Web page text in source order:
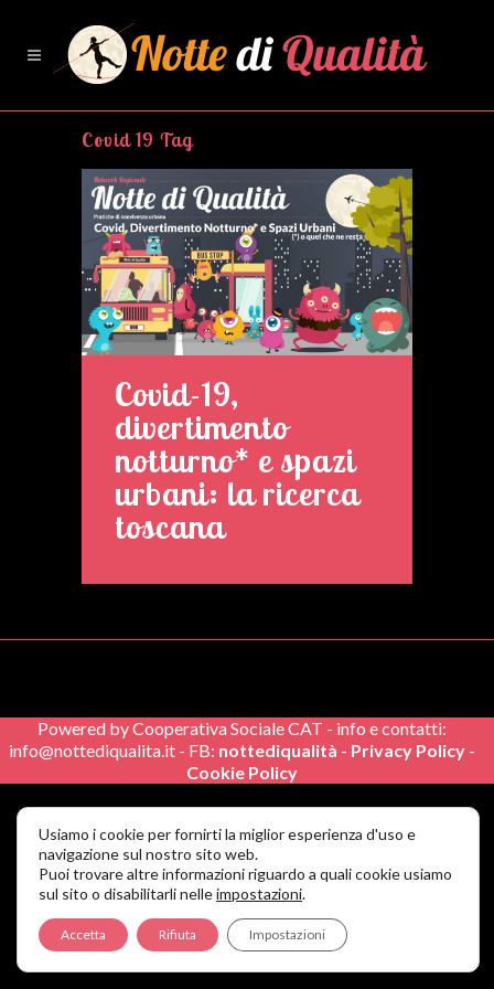
Covid 19 Tag
Covid-19,
divertimento
notturno* e spazi
urbani: la ricerca
toscana
Powered by Cooperativa Sociale CAT - info e contatti:
info@nottediqualita.it - FB: nottediqualità - Privacy Policy-
Cookie Policy
Usiamo i cookie per fornirti la miglior esperienza d'uso e
navigazione sul nostro sito web.
Puoi trovare altre informazioni riguardo a quali cookie usiamo
sul sito o disabilitarli nelleimpostazioni.
Accetta Rifiuta Impostazioni